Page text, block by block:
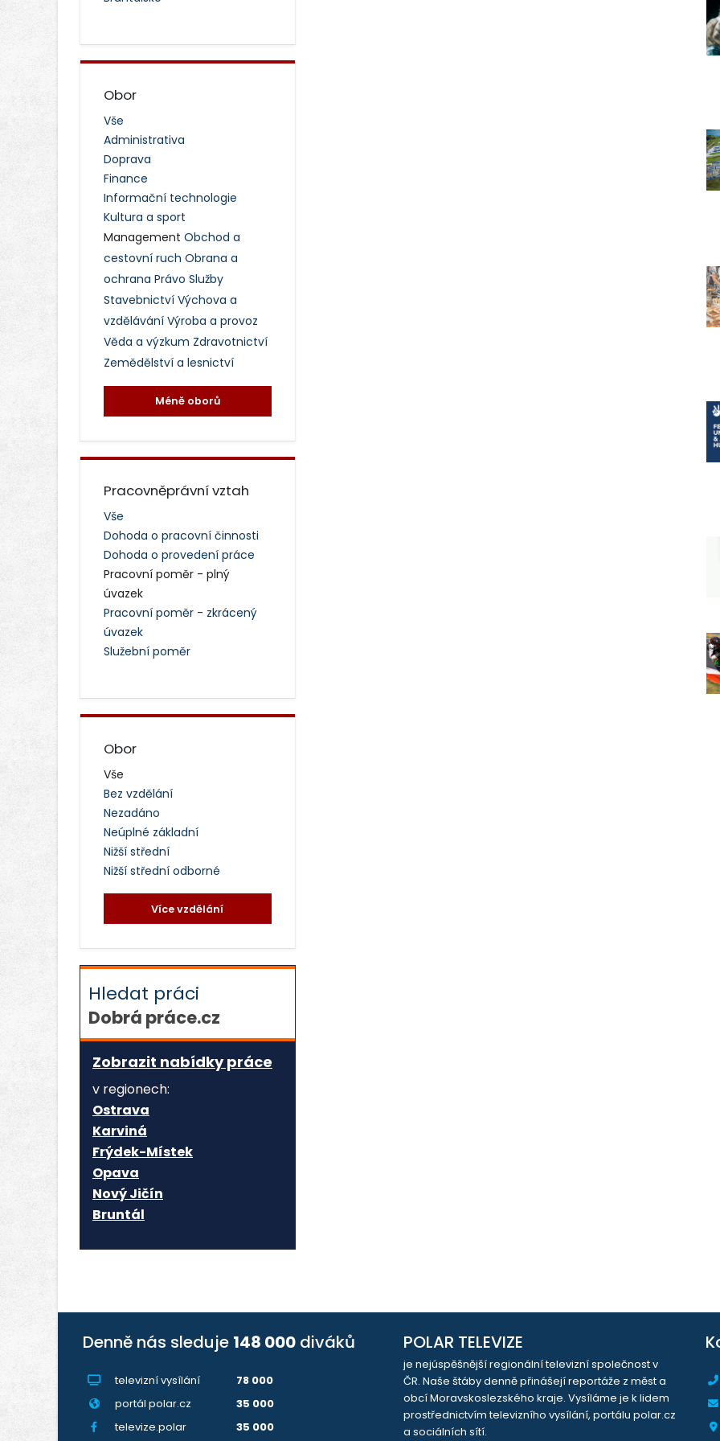
Obor
Vše
Administrativa
Doprava
Finance
Informační technologie
Kultura a sport
Management Obchod a
cestovní ruch Obrana a
ochrana Právo Služby
Stavebnictví Výchova a
vzdělávání Výroba a provoz
Věda a výzkum Zdravotnictví
Zemědělství a lesnictví
Méně oborů
Pracovněprávní vztah
Vše
Dohoda o pracovní činnosti
Dohoda o provedení práce
Pracovní poměr - plný
úvazek
Pracovní poměr - zkrácený
úvazek
Služební poměr
Obor
Vše
Bez vzdělání
Nezadáno
Neúplné základní
Nižší střední
Nižší střední odborné
Více vzdělání
Hledat práci
Dobrá práce.cz
Zobrazit nabídky práce
v regionech:
Ostrava
Karviná
Frýdek-Místek
Opava
Nový Jičín
Bruntál
Denně nás sleduje 148 000 diváků
televizní vysílání
78 000
portál polar.cz
35 000
televize.polar
35 000
POLAR TELEVIZE
je nejúspěšnější regionální televizní společnost v
ČR. Naše štáby denně přinášejí reportáže z měst a
obcí Moravskoslezského kraje. Vysíláme je k lidem
prostřednictvím televizního vysílání, portálu polar.cz
a sociálních sítí.